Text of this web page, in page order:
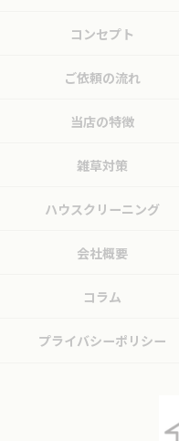
コンセプト
ご依頼の流れ
当店の特徴
雑草対策
ハウスクリーニング
会社概要
コラム
プライバシーポリシー